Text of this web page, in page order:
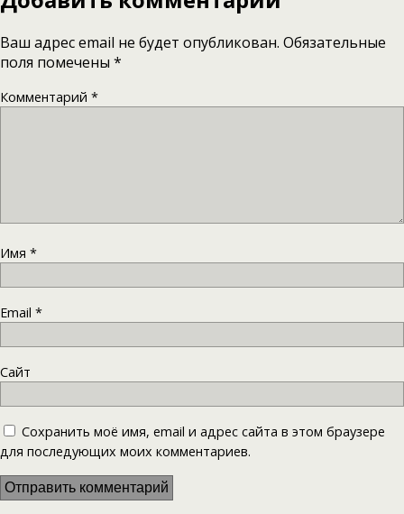
Ваш адрес email не будет опубликован. Обязательные
поля помечены *
Комментарий *
Имя *
Email *
Сайт
Сохранить моё имя, email и адрес сайта в этом браузере
для последующих моих комментариев.